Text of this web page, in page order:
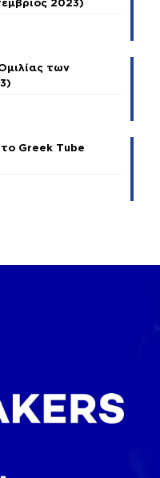
2023)
των
Greek Tube